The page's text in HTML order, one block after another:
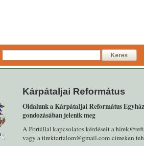
Keres
Kárpátaljai Református
Oldalunk a Kárpátaljai Református
gondozásában jelenik meg
A Portállal kapcsolatos kérdéseit a
vagy a tirektartalom@gmail.com címeken